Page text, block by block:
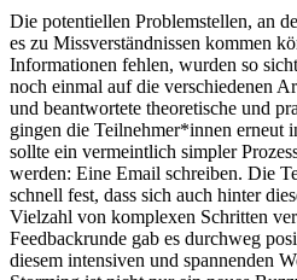
Die potentiellen Problemstellen, an
es zu Missverständnissen kommen
Informationen fehlen, wurden so
noch einmal auf die verschiedenen
und beantwortete theoretische und
gingen die Teilnehmer*innen erneut
sollte ein vermeintlich simpler
werden: Eine Email schreiben. Die
schnell fest, dass sich auch hinter
Vielzahl von komplexen Schritten
Feedbackrunde gab es durchweg
diesem intensiven und spannenden